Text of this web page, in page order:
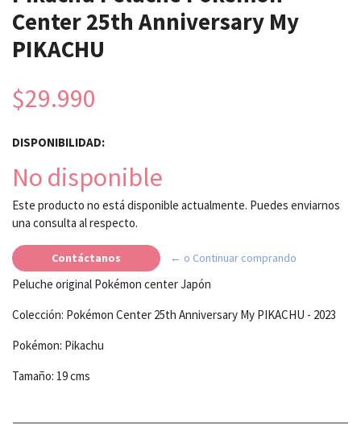
Center 25th Anniversary My
PIKACHU
$29.990
DISPONIBILIDAD:
No disponible
Este producto no está disponible actualmente. Puedes enviarnos
una consulta al respecto.
Contáctanos ← o Continuar comprando
Peluche original Pokémon center Japón
Colección: Pokémon Center 25th Anniversary My PIKACHU - 2023
Pokémon: Pikachu
Tamaño: 19 cms